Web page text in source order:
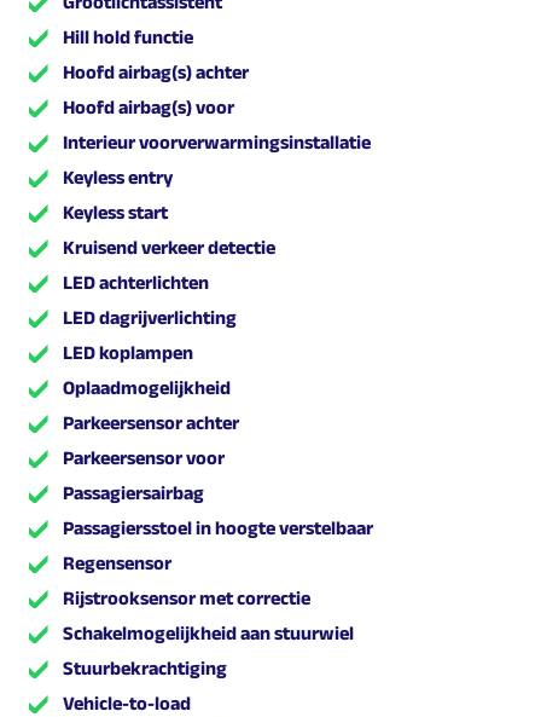
Hill hold functie
Hoofd airbag(s) achter
Hoofd airbag(s) voor
Interieur voorverwarmingsinstallatie
Keyless entry
Keyless start
Kruisend verkeer detectie
LED achterlichten
LED dagrijverlichting
LED koplampen
Oplaadmogelijkheid
Parkeersensor achter
Parkeersensor voor
Passagiersairbag
Passagiersstoel in hoogte verstelbaar
Regensensor
Rijstrooksensor met correctie
Schakelmogelijkheid aan stuurwiel
Stuurbekrachtiging
Vehicle-to-load